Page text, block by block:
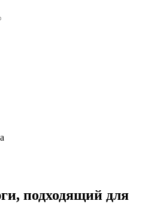
подходящий для